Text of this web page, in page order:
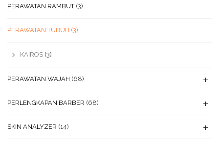
PERAWATAN RAMBUT (3)
PERAWATAN TUBUH (3)
KAIROS (3)
PERAWATAN WAJAH (68)
PERLENGKAPAN BARBER (68)
SKIN ANALYZER (14)